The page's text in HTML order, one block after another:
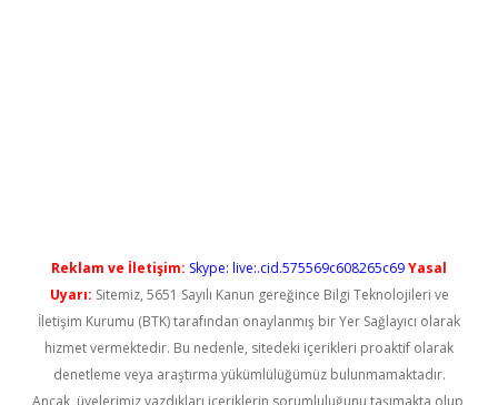
Reklam ve İletişim: Skype: live:.cid.575569c608265c69Yasal
Uyarı: Sitemiz, 5651 Sayılı Kanun gereğince Bilgi Teknolojileri ve
İletişim Kurumu (BTK) tarafından onaylanmış bir Yer Sağlayıcı olarak
hizmet vermektedir. Bu nedenle, sitedeki içerikleri proaktif olarak
denetleme veya araştırma yükümlülüğümüz bulunmamaktadır.
Ancak, üyelerimiz yazdıkları içeriklerin sorumluluğunu taşımakta olup,